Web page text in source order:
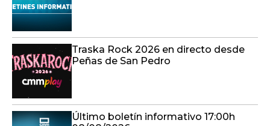
Traska Rock 2026 en directo desde
Peñas de San Pedro
Último boletín informativo 17:00h